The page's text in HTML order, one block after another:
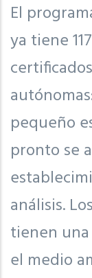
El
ya tiene
pequeño
pronto se
análisis.
tienen
el medio